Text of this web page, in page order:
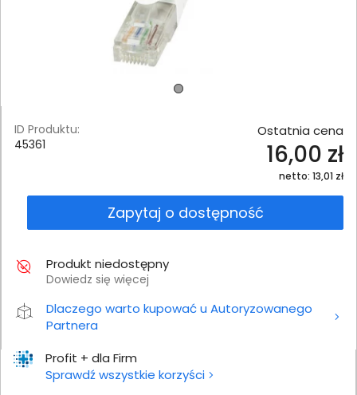
Profit + dla Firm
Sprawdź wszystkie korzyści
ID Produktu:
45361
Ostatnia cena
16,00 zł
netto: 13,01 zł
Zapytaj o dostępność
Produkt niedostępny
Dowiedz się więcej
Dlaczego warto kupować u Autoryzowanego
Partnera